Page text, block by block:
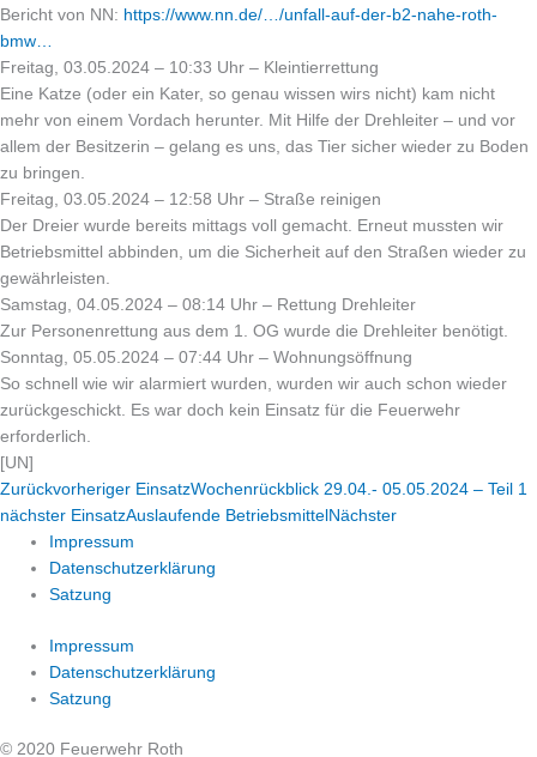
Bericht von NN: https://www.nn.de/…/unfall-auf-der-b2-nahe-roth-
bmw…
Freitag, 03.05.2024 – 10:33 Uhr – Kleintierrettung
Eine Katze (oder ein Kater, so genau wissen wirs nicht) kam nicht
mehr von einem Vordach herunter. Mit Hilfe der Drehleiter – und vor
allem der Besitzerin – gelang es uns, das Tier sicher wieder zu Boden
zu bringen.
Freitag, 03.05.2024 – 12:58 Uhr – Straße reinigen
Der Dreier wurde bereits mittags voll gemacht. Erneut mussten wir
Betriebsmittel abbinden, um die Sicherheit auf den Straßen wieder zu
gewährleisten.
Samstag, 04.05.2024 – 08:14 Uhr – Rettung Drehleiter
Zur Personenrettung aus dem 1. OG wurde die Drehleiter benötigt.
Sonntag, 05.05.2024 – 07:44 Uhr – Wohnungsöffnung
So schnell wie wir alarmiert wurden, wurden wir auch schon wieder
zurückgeschickt. Es war doch kein Einsatz für die Feuerwehr
erforderlich.
[UN]
Zurückvorheriger EinsatzWochenrückblick 29.04.- 05.05.2024 – Teil 1
nächster EinsatzAuslaufende Betriebsmittel Nächster
Impressum
Datenschutzerklärung
Satzung
Impressum
Datenschutzerklärung
Satzung
© 2020 Feuerwehr Roth